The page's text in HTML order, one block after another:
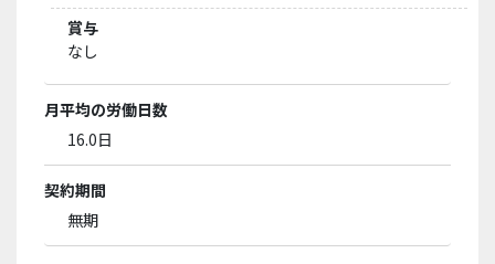
賞与
なし
月平均の労働日数
16.0日
契約期間
無期